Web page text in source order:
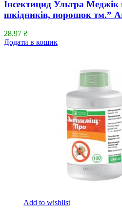
Інсектицид Ультра
шкідників, порошок тм.”
28.97 ₴
Додати в кошик
Add to wishlist